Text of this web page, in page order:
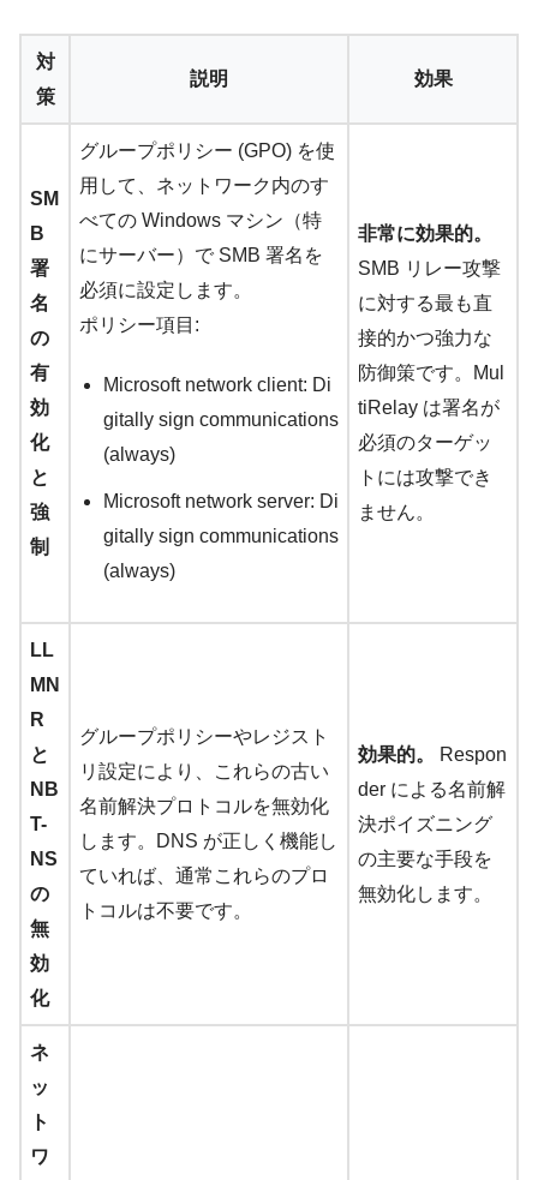
対
策
説明 効果
SM
B
署
名
の
有
効
化
と
強
制
グループポリシー (GPO) を使
用して、ネットワーク内のす
べての Windows マシン（特
にサーバー）で SMB 署名を
必須に設定します。
ポリシー項目:
Microsoft network client: Di
gitally sign communications
(always)
Microsoft network server: Di
gitally sign communications
(always)
非常に効果的。
SMB リレー攻撃
に対する最も直
接的かつ強力な
防御策です。Mul
tiRelay は署名が
必須のターゲッ
トには攻撃でき
ません。
LL
MN
R
と
NB
T-
NS
の
無
効
化
グループポリシーやレジスト
リ設定により、これらの古い
名前解決プロトコルを無効化
します。DNS が正しく機能し
ていれば、通常これらのプロ
トコルは不要です。
効果的。
Respon
der による名前解
決ポイズニング
の主要な手段を
無効化します。
ネ
ッ
ト
ワ